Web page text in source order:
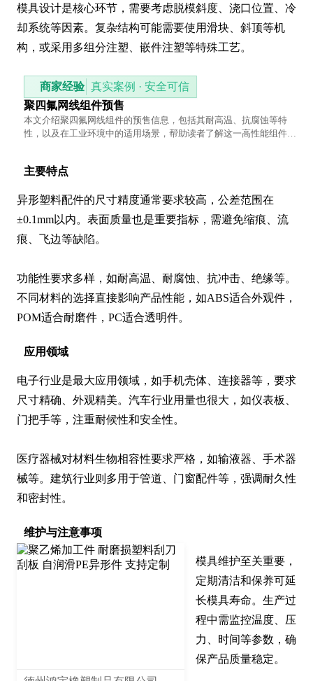
模具设计是核心环节，需要考虑脱模斜度、浇口位置、冷
却系统等因素。复杂结构可能需要使用滑块、斜顶等机
构，或采用多组分注塑、嵌件注塑等特殊工艺。
商家经验 真实案例 · 安全可信
聚四氟网线组件预售
本文介绍聚四氟网线组件的预售信息，包括其耐高温、抗腐蚀等特
性，以及在工业环境中的适用场景，帮助读者了解这一高性能组件的
主要特点
异形塑料配件的尺寸精度通常要求较高，公差范围在
±0.1mm以内。表面质量也是重要指标，需避免缩痕、流
痕、飞边等缺陷。
功能性要求多样，如耐高温、耐腐蚀、抗冲击、绝缘等。
不同材料的选择直接影响产品性能，如ABS适合外观件，
POM适合耐磨件，PC适合透明件。
应用领域
电子行业是最大应用领域，如手机壳体、连接器等，要求
尺寸精确、外观精美。汽车行业用量也很大，如仪表板、
门把手等，注重耐候性和安全性。
医疗器械对材料生物相容性要求严格，如输液器、手术器
械等。建筑行业则多用于管道、门窗配件等，强调耐久性
和密封性。
维护与注意事项
模具维护至关重要，
定期清洁和保养可延
长模具寿命。生产过
程中需监控温度、压
力、时间等参数，确
保产品质量稳定。